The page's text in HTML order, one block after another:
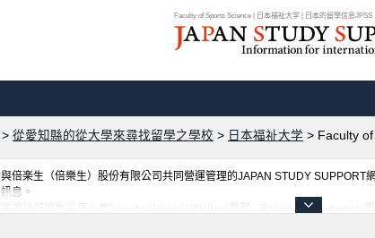
Faculty of Sports Science | 日本福祉大学 | 日本的留學信息JPSS
> 從愛知縣的從大學來尋找留學之學校 > 日本福祉大学 > Faculty
倍楽生（倍樂生）股份有限公司共同營運管理的JAPAN STUDY
息。
学的詳細招生訊息。有Faculty of Social Welfare學部、Faculty of